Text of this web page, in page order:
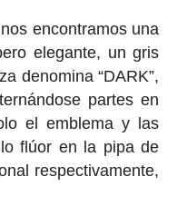
encontramos una
elegante, un gris
denomina “DARK”,
partes en
el emblema y las
flúor en la pipa de
respectivamente,